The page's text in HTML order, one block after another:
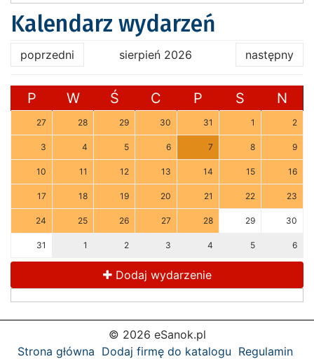
Kalendarz wydarzeń
poprzedni sierpień 2026 następny
P W Ś C P S N
27 28 29 30 31 1 2
3 4 5 6 7 8 9
10 11 12 13 14 15 16
17 18 19 20 21 22 23
24 25 26 27 28 29 30
31 1 2 3 4 5 6
Dodaj wydarzenie
© 2026 eSanok.pl
Strona główna Dodaj firmę do katalogu Regulamin